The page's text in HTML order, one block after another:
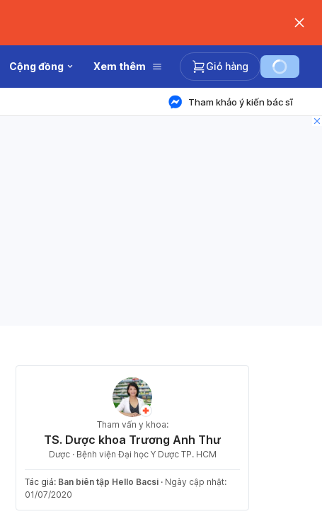
Cộng đồng Xem thêm Giỏ hàng
Tham khảo ý kiến bác sĩ
Tham vấn y khoa:
TS. Dược khoa Trương Anh Thư
Dược · Bệnh viện Đại học Y Dược TP. HCM
Tác giả: Ban biên tập Hello Bacsi · Ngày cập nhật:
01/07/2020